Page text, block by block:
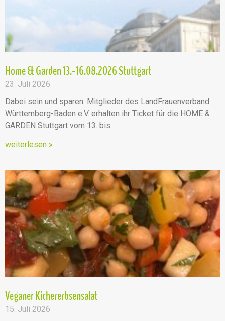
n
N
a
v
i
g
t
i
o
n
Home & Garden 13.-16.08.2026 Stuttgart
23. Juli 2026
Dabei sein und sparen: Mitglieder des LandFrauenverband
Württemberg-Baden e.V. erhalten ihr Ticket für die HOME &
GARDEN Stuttgart vom 13. bis
weiterlesen »
Veganer Kichererbsensalat
15. Juli 2026